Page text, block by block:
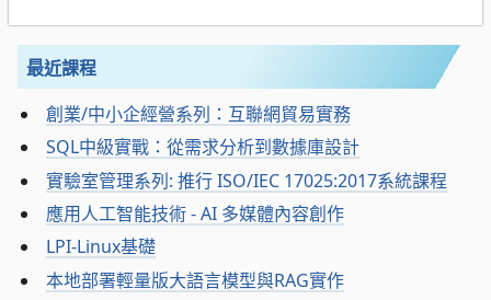
最近課程
創業/中小企經營系列：互聯網貿易實務
SQL中級實戰：從需求分析到數據庫設計
實驗室管理系列: 推行 ISO/IEC 17025:2017系統課程
應用人工智能技術 - AI 多媒體內容創作
LPI-Linux基礎
本地部署輕量版大語言模型與RAG實作